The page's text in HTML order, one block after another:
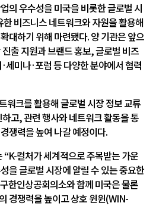
의 우수성을 미국을 비롯한 글로벌 시
비즈니스 네트워크와 자원을 활용해
대하기 위해 마련됐다. 양 기관은 앞으
출 지원과 브랜드 홍보, 글로벌 비즈
세미나·포럼 등 다양한 분야에서 협력
워크를 활용해 글로벌 시장 정보 교류
고, 관련 행사와 네트워크 활동을 통
쟁력을 높여 나갈 예정이다.
컬처가 세계적으로 주목받는 가운
을 글로벌 시장에 알릴 수 있는 중요한
한인상공회의소와 함께 미국은 물론
경쟁력을 높이고 상호 윈윈(WIN-